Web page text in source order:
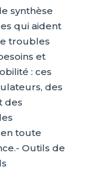
synthèse
qui aident
troubles
et
: ces
des
des
toute
Outils de